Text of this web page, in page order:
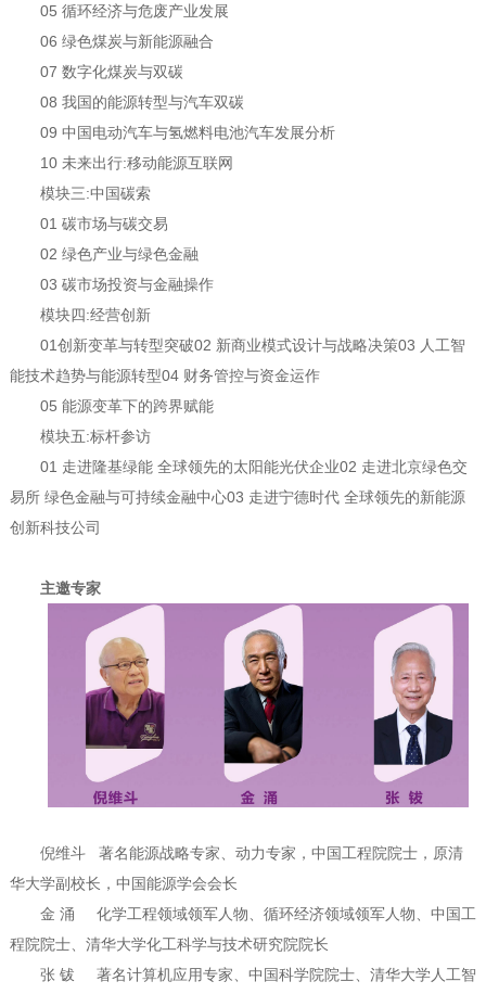
05 循环经济与危废产业发展
06 绿色煤炭与新能源融合
07 数字化煤炭与双碳
08 我国的能源转型与汽车双碳
09 中国电动汽车与氢燃料电池汽车发展分析
10 未来出行:移动能源互联网
模块三:中国碳索
01 碳市场与碳交易
02 绿色产业与绿色金融
03 碳市场投资与金融操作
模块四:经营创新
01创新变革与转型突破02 新商业模式设计与战略决策03 人工智
能技术趋势与能源转型04 财务管控与资金运作
05 能源变革下的跨界赋能
模块五:标杆参访
01 走进隆基绿能 全球领先的太阳能光伏企业02 走进北京绿色交
易所 绿色金融与可持续金融中心03 走进宁德时代 全球领先的新能源
创新科技公司
主邀专家
倪维斗 著名能源战略专家、动力专家，中国工程院院士，原清
华大学副校长，中国能源学会会长
金 涌 化学工程领域领军人物、循环经济领域领军人物、中国工
程院院士、清华大学化工科学与技术研究院院长
张 钹 著名计算机应用专家、中国科学院院士、清华大学人工智